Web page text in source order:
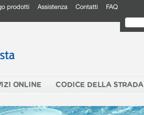
prodotti Assistenza Contatti FAQ
ONLINE CODICE DELLA STRADA